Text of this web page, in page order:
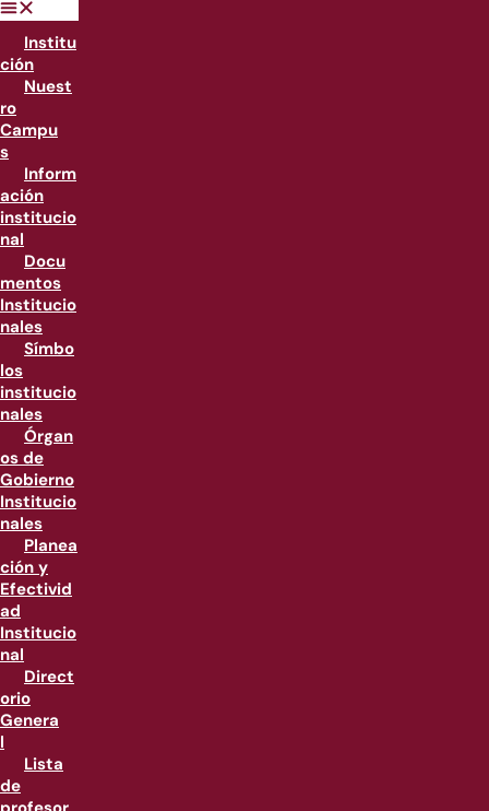
Institu
ción
Nuest
ro
Campu
s
Inform
ación
institucio
nal
Docu
mentos
Institucio
nales
Símbo
los
institucio
nales
Órgan
os de
Gobierno
Institucio
nales
Planea
ción y
Efectivid
ad
Institucio
nal
Direct
orio
Genera
l
Lista
de